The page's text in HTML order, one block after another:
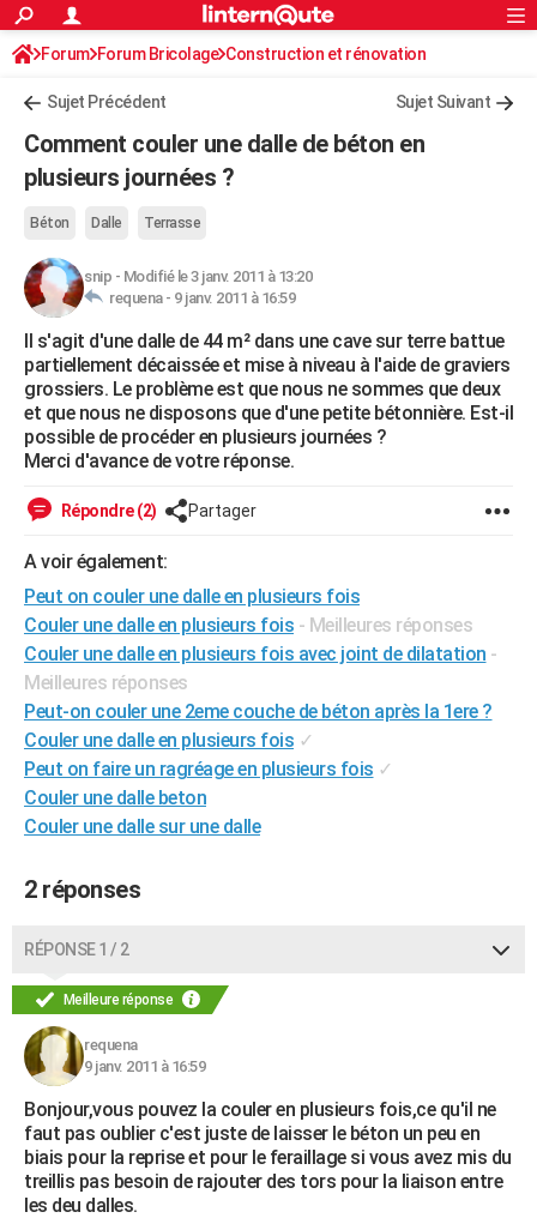
ACTUALITÉS
Politique
Société
Faits Divers
Education
Monde
Villes
+
Programme TV
Streaming
Cinéma
Sorties cinéma
Musique
FINANCE
Retraite
Impôts
Epargne
Immobilier
Risques naturels par ville
Banque
Assurance
Crédit
AUTO
Essais
Réserver un essai
Citadines
Berlines
SUV
Forum auto
HIGH-TECH
Mobiles
Meilleur smartphone
Internet
Ordinateurs
Jeux vidéo
Guide high-tech
BRICOLAGE
Forum
Aménagement intérieur
Extérieur
Cuisine
Salle de bains
Jardinage
Rangement
WEEK-END
Guides de France
Escapades
Patrimoine
Expositions
Musées
Week-end nature
+LIFESTYLE
Art de vivre
Bien-être
Loisirs
Mode
Modes de vie
SANTE
Alimentation
Guide de la santé
Maladies
Médicaments
Sommeil
VOYAGE
Destinations
City break
Voyage nature
Voyage de noces
Forum
Climat
+PHOTO
GUIDES D'ACHAT
BONS PLANS
CARTE DE VOEUX
Carte de Noël
Carte Bonne année
Carte Saint-Valentin
Carte Pâques
Carte d'anniversaire
DICTIONNAIRE
Dictionnaire
Biographies
Citations
Expressions
Proverbes
PROGRAMME TV
S'inscrire
Se connecter
Lycées
Collèges
Primaires
Universités
Entreprises
Service militaire
Avis de recherche
AVIS DE DÉCÈS
FORUM
Bricolage
Lifestyle
Culture
Sport
Auto
Television
Voyage
Cinema
Rechercher
S'inscrire
Connexion
Forum Forum Bricolage Construction et rénovation
Sujet Précédent Sujet Suivant
Comment couler une dalle de béton en
plusieurs journées ?
Béton Dalle Terrasse
snip - Modifié le 3 janv. 2011 à 13:20
requena - 9 janv. 2011 à 16:59
Il s'agit d'une dalle de 44 m² dans une cave sur terre battue
partiellement décaissée et mise à niveau à l'aide de graviers
grossiers. Le problème est que nous ne sommes que deux
et que nous ne disposons que d'une petite bétonnière. Est-il
possible de procéder en plusieurs journées ?
Merci d'avance de votre réponse.
Répondre (2) Partager
A voir également:
Peut on couler une dalle en plusieurs fois
Couler une dalle en plusieurs fois - Meilleures réponses
Couler une dalle en plusieurs fois avec joint de dilatation -
Meilleures réponses
Peut-on couler une 2eme couche de béton après la 1ere ?
Couler une dalle en plusieurs fois ✓
Peut on faire un ragréage en plusieurs fois ✓
Couler une dalle beton
Couler une dalle sur une dalle
2 réponses
RÉPONSE 1 / 2
Meilleure réponse
requena
9 janv. 2011 à 16:59
Bonjour,vous pouvez la couler en plusieurs fois,ce qu'il ne
faut pas oublier c'est juste de laisser le béton un peu en
biais pour la reprise et pour le feraillage si vous avez mis du
treillis pas besoin de rajouter des tors pour la liaison entre
les deu dalles.